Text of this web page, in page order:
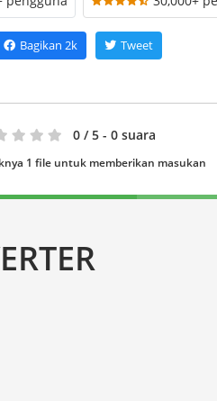
Bagikan 2k Tweet
0 / 5 - 0 suara
1 file untuk memberikan masukan